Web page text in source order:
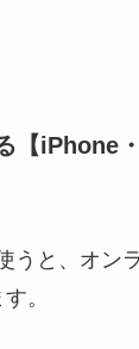
【iPhone
うと、オン
。